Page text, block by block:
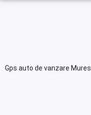
Gps auto de vanzare Mures